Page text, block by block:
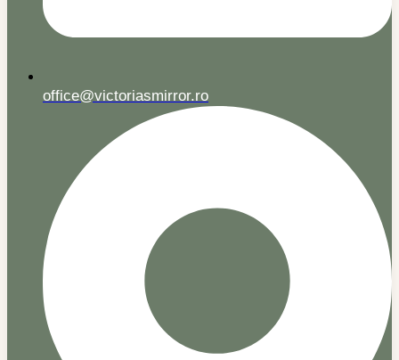
office@victoriasmirror.ro